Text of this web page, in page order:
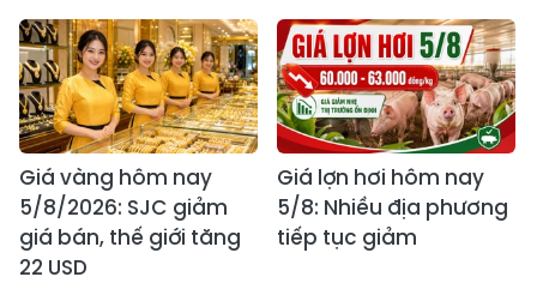
Giá vàng hôm nay
5/8/2026: SJC giảm
giá bán, thế giới tăng
22 USD
Giá lợn hơi hôm nay
5/8: Nhiều địa phương
tiếp tục giảm